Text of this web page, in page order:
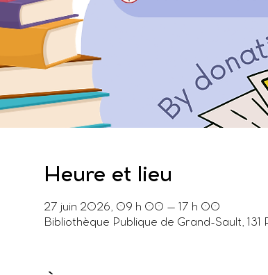
Heure et lieu
27 juin 2026, 09 h 00 – 17 h 00
Bibliothèque Publique de Grand-Sault,